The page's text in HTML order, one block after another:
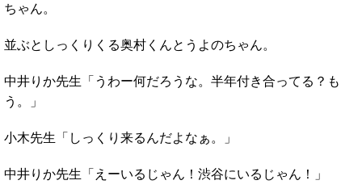
ちゃん。
並ぶとしっくりくる奥村くんとうよのちゃん。
中井りか先生「うわー何だろうな。半年付き合ってる？も
う。」
小木先生「しっくり来るんだよなぁ。」
中井りか先生「えーいるじゃん！渋谷にいるじゃん！」